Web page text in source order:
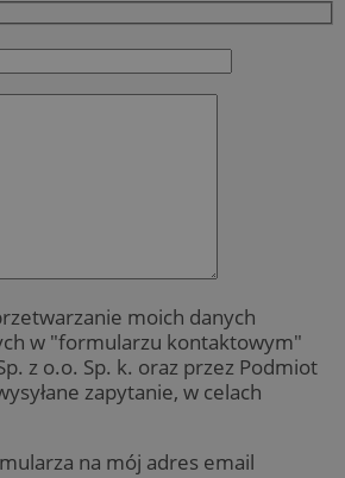
moich danych
w "formularzu kontaktowym"
z o.o. Sp. k. oraz przez Podmiot
zapytanie, w celach
na mój adres email